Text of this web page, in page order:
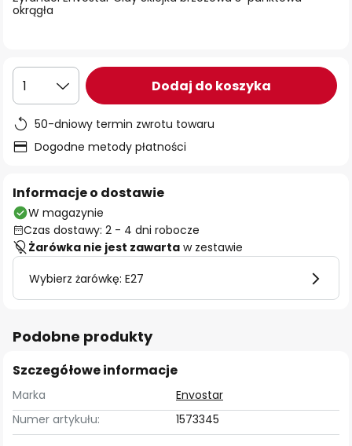
okrągła
1 Dodaj do koszyka
50-dniowy termin zwrotu towaru
Dogodne metody płatności
Informacje o dostawie
W magazynie
Czas dostawy: 2 - 4 dni robocze
Żarówka nie jest zawarta w zestawie
Wybierz żarówkę: E27
Podobne produkty
Szczegółowe informacje
Marka
Envostar
Numer artykułu:
1573345